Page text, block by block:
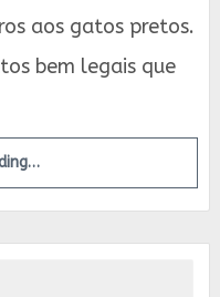
aos gatos pretos.
bem legais que